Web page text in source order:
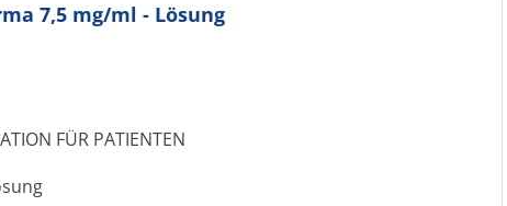
7,5 mg/ml - Lösung
FÜR PATIENTEN